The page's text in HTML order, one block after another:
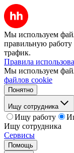
Мы используем
правильную работу
трафик.
Правила
Мы используем
файлов cookie
Понятно
Ищу сотрудника
Ищу работу
Ищу сотрудника
Сервисы
Помощь